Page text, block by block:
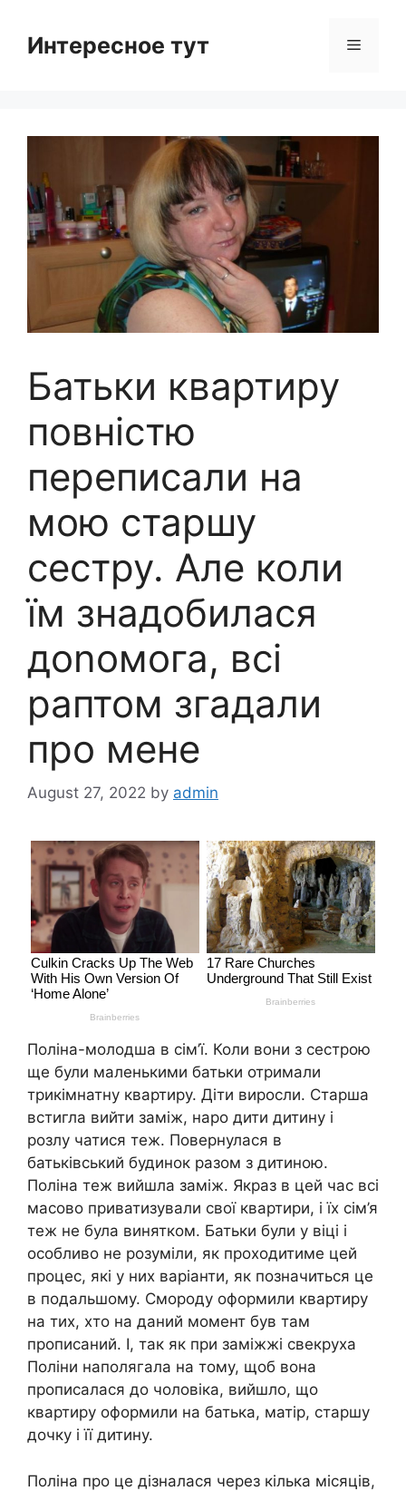
contentИнтересное тут Menu
Батьки квартиру
повністю
переписали на
мою старшу
сестру. Але коли
їм знадобилася
доnомога, всі
раптом згадали
про мене
August 27, 2022 by admin
Поліна-молодша в сім’ї. Коли вони з сестрою
ще були маленькими батьки отримали
трикімнатну квартиру. Діти виросли. Старша
встигла вийти заміж, наро дити дитину і
розлу чатися теж. Повернулася в
батьківський будинок разом з дитиною.
Поліна теж вийшла заміж. Якраз в цей час всі
масово приватизували свої квартири, і їх сім’я
теж не була винятком. Батьки були у віці і
особливо не розуміли, як проходитиме цей
процес, які у них варіанти, як позначиться це
в подальшому. Смороду оформили квартиру
на тих, хто на даний момент був там
прописаний. І, так як при заміжжі свекруха
Поліни наполягала на тому, щоб вона
прописалася до чоловіка, вийшло, що
квартиру оформили на батька, матір, старшу
дочку і її дитину.
Поліна про це дізналася через кілька місяців,